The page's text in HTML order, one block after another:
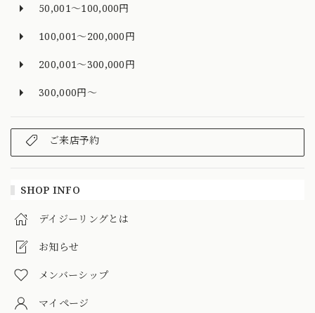
50,001～100,000円
100,001～200,000円
200,001～300,000円
300,000円～
ご来店予約
SHOP INFO
デイジーリングとは
お知らせ
メンバーシップ
マイページ